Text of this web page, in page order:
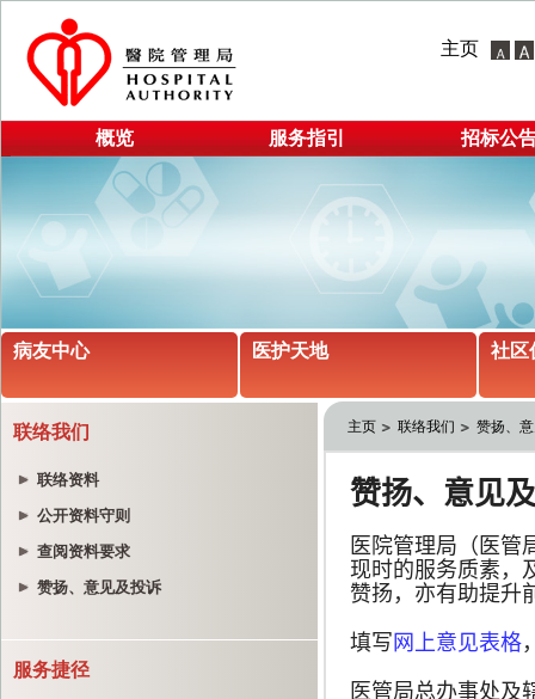
主页
概览 服务指引 招标公
病友中心 医护天地 社区
联络我们
联络资料
公开资料守则
查阅资料要求
赞扬、意见及投诉
服务捷径
主页 联络我们 赞扬、